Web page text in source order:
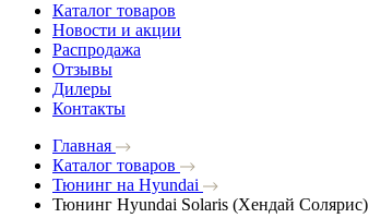
Каталог товаров
Новости и акции
Распродажа
Отзывы
Дилеры
Контакты
Главная
Каталог товаров
Тюнинг на Hyundai
Тюнинг Hyundai Solaris (Хендай Солярис)